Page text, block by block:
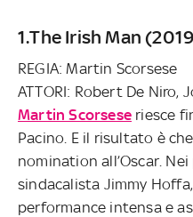
1.The Irish Man
REGIA: Martin Scorsese
ATTORI: Robert De Niro,
Martin Scorsese riesce
Pacino. E il risultato è
nomination all’Oscar.
sindacalista Jimmy
performance intensa e